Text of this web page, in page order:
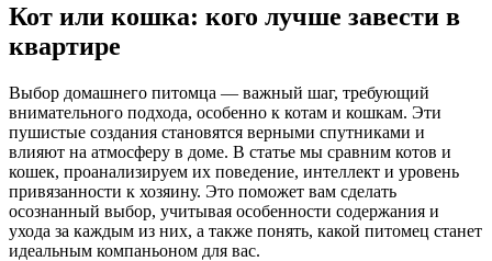
Кот или кошка: кого лучше завести в
квартире
Выбор домашнего питомца — важный шаг, требующий
внимательного подхода, особенно к котам и кошкам. Эти
пушистые создания становятся верными спутниками и
влияют на атмосферу в доме. В статье мы сравним котов и
кошек, проанализируем их поведение, интеллект и уровень
привязанности к хозяину. Это поможет вам сделать
осознанный выбор, учитывая особенности содержания и
ухода за каждым из них, а также понять, какой питомец станет
идеальным компаньоном для вас.